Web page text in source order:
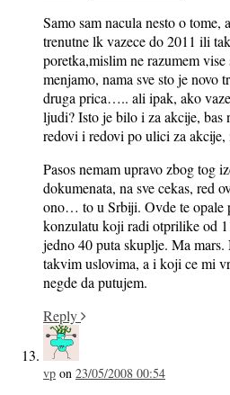
Samo sam nacula nesto o tome,
trenutne lk vazece do 2011 ili
poretka,mislim ne razumem
menjamo, nama sve sto je novo
druga prica….. ali ipak, ako
ljudi? Isto je bilo i za akcije, bas
redovi i redovi po ulici za
Pasos nemam upravo zbog tog
dokumenata, na sve cekas, red
ono… to u Srbiji. Ovde te opale
konzulatu koji radi otprilike od
jedno 40 puta skuplje. Ma mars.
takvim uslovima, a i koji ce mi
negde da putujem.
Reply
vp on 23/05/2008 00:54